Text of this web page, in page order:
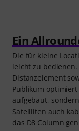
Ein
Die für kleine
leicht zu bedienen.
Distanzelement
Publikum
aufgebaut,
Satellliten auch
das D8 Column